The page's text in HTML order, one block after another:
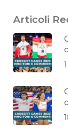
Articoli